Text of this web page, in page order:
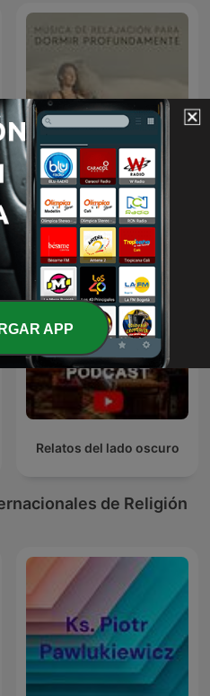
Música de Relajación para
DORMIR
Relatos del lado oscuro
de Religión
APP